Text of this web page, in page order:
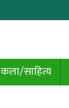
कला/साहित्य